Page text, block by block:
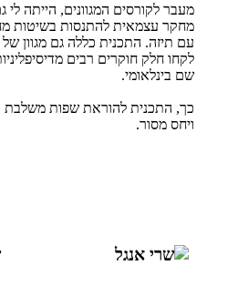
מעבר לקורסים המגוונים, הייתה
מחקר עצמאית להתנסות בשיטות
עם תיזה. התכנית כללה גם מגוון של
לקחו חלק חוקרים רבים
שם בינלאומי.
כך, התכנית להוראת שפות משלבת
ויחס מסור.